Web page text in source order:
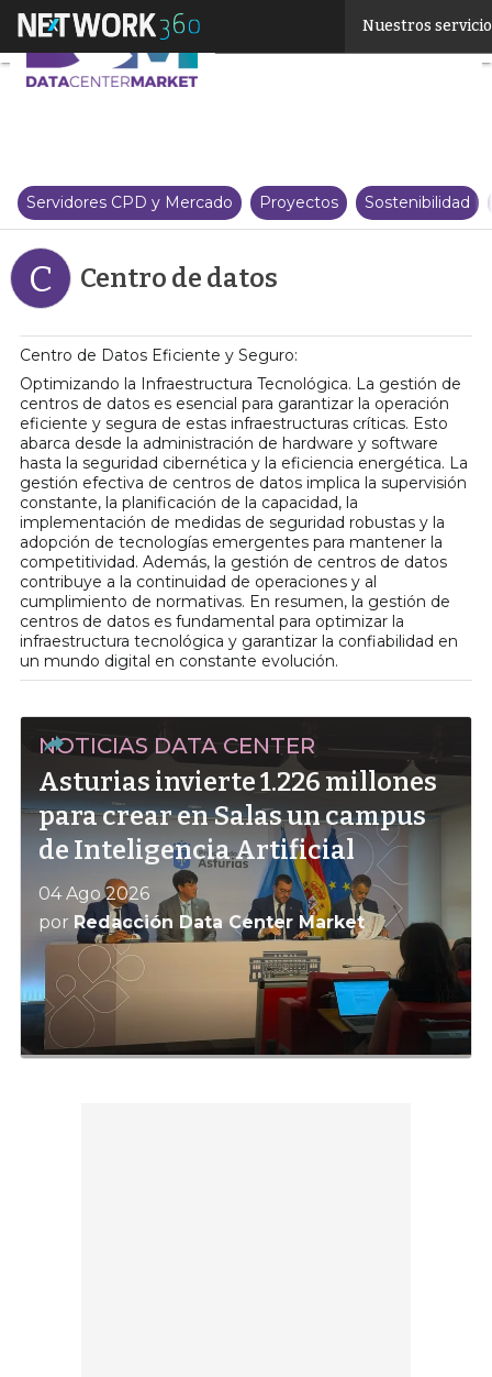
Nuestros
Servidores CPD y Mercado Proyectos Sostenibilidad
C Centro de datos
Centro de Datos Eficiente y Seguro:
Optimizando la Infraestructura Tecnológica. La gestión de
centros de datos es esencial para garantizar la operación
eficiente y segura de estas infraestructuras críticas. Esto
abarca desde la administración de hardware y software
hasta la seguridad cibernética y la eficiencia energética. La
gestión efectiva de centros de datos implica la supervisión
constante, la planificación de la capacidad, la
implementación de medidas de seguridad robustas y la
adopción de tecnologías emergentes para mantener la
competitividad. Además, la gestión de centros de datos
contribuye a la continuidad de operaciones y al
cumplimiento de normativas. En resumen, la gestión de
centros de datos es fundamental para optimizar la
infraestructura tecnológica y garantizar la confiabilidad en
un mundo digital en constante evolución.
NOTICIAS DATA CENTER
Asturias invierte 1.226 millones
para crear en Salas un campus
de Inteligencia Artificial
04 Ago 2026
por Redacción Data Center Market